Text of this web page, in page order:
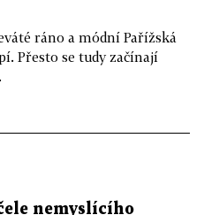
ráno a módní Pařížská
Přesto se tudy začínají
nemyslícího